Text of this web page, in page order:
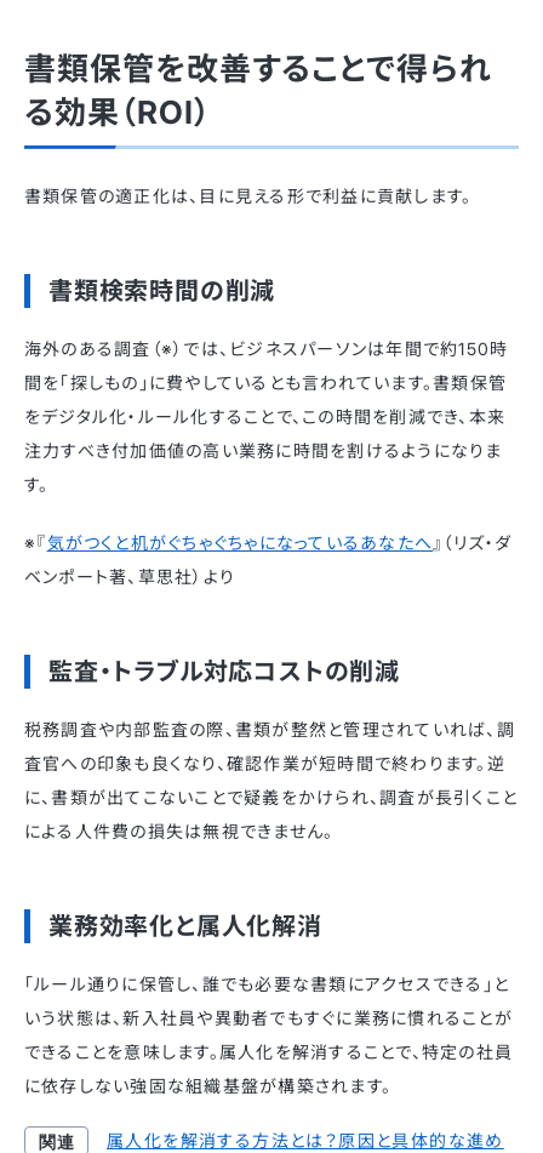
書類保管を改善することで得られ
る効果（ROI）
書類保管の適正化は、目に見える形で利益に貢献します。
書類検索時間の削減
海外のある調査（※）では、ビジネスパーソンは年間で約150時
間を「探しもの」に費やしているとも言われています。書類保管
をデジタル化・ルール化することで、この時間を削減でき、本来
注力すべき付加価値の高い業務に時間を割けるようになりま
す。
※『気がつくと机がぐちゃぐちゃになっているあなたへ 』（リズ・ダ
ベンポート著、草思社）より
監査・トラブル対応コストの削減
税務調査や内部監査の際、書類が整然と管理されていれば、調
査官への印象も良くなり、確認作業が短時間で終わります。逆
に、書類が出てこないことで疑義をかけられ、調査が長引くこと
による人件費の損失は無視できません。
業務効率化と属人化解消
「ルール通りに保管し、誰でも必要な書類にアクセスできる」と
いう状態は、新入社員や異動者でもすぐに業務に慣れることが
できることを意味します。属人化を解消することで、特定の社員
に依存しない強固な組織基盤が構築されます。
属人化を解消する方法とは？原因と具体的な進め